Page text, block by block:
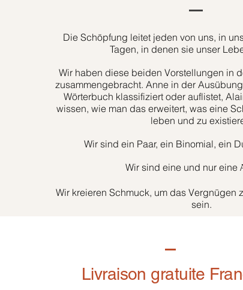
Die Schöpfung leitet jeden von uns, in
Tagen, in denen sie unser
Wir haben diese beiden Vorstellungen in
zusammengebracht. Anne in der
Wörterbuch klassifiziert oder auflistet,
wissen, wie man das erweitert, was eine
leben und zu
Wir sind ein Paar, ein Binomial, ein
Wir sind eine und nur eine
Wir kreieren Schmuck, um das Vergnügen
sein.
Livraison gratuite